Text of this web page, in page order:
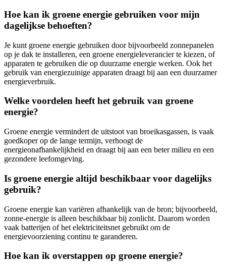
Hoe kan ik groene energie gebruiken voor mijn
dagelijkse behoeften?
Je kunt groene energie gebruiken door bijvoorbeeld zonnepanelen
op je dak te installeren, een groene energieleverancier te kiezen, of
apparaten te gebruiken die op duurzame energie werken. Ook het
gebruik van energiezuinige apparaten draagt bij aan een duurzamer
energieverbruik.
Welke voordelen heeft het gebruik van groene
energie?
Groene energie vermindert de uitstoot van broeikasgassen, is vaak
goedkoper op de lange termijn, verhoogt de
energieonafhankelijkheid en draagt bij aan een beter milieu en een
gezondere leefomgeving.
Is groene energie altijd beschikbaar voor dagelijks
gebruik?
Groene energie kan variëren afhankelijk van de bron; bijvoorbeeld,
zonne-energie is alleen beschikbaar bij zonlicht. Daarom worden
vaak batterijen of het elektriciteitsnet gebruikt om de
energievoorziening continu te garanderen.
Hoe kan ik overstappen op groene energie?